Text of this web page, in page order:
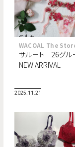
WACOAL The
サルート 26グル
NEW ARRIVAL
2025.11.21